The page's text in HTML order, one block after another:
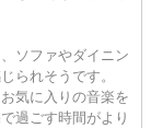
ソファやダイニン
られそうです。
気に入りの音楽を
過ごす時間がより